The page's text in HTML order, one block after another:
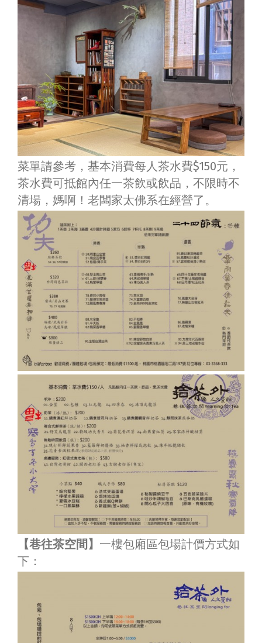
菜單請參考，基本消費每人茶水費$150元，
茶水費可抵館內任一茶飲或飲品，不限時不
清場，媽啊！老闆家太佛系在經營了。
【巷往茶空間】 一樓包廂區包場計價方式如
下：